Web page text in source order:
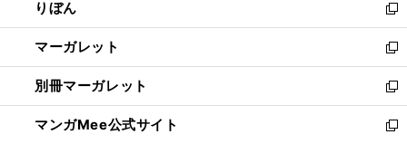
く
で
開
く
ド
ウ
で
開
く
ィ
ン
ド
ウ
で
開
く
りぼん
新
し
い
ウ
ィ
ン
ド
マーガレット
新
し
い
ウ
ィ
別冊マーガレット
新
し
い
マンガMee公式サイト
新